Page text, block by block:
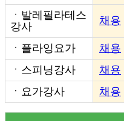
ㆍ 발레필라테스
강사
채용
ㆍ 플라잉요가 채용
ㆍ 스피닝강사 채용
ㆍ 요가강사 채용